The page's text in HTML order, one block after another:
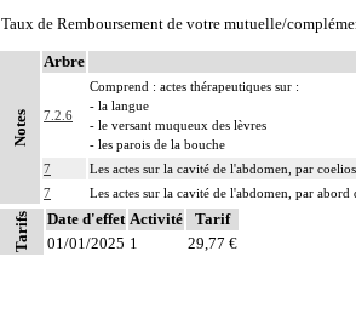
Taux de Remboursement de votre mutuelle/
Notes
Arbre
7.2.6
Comprend : actes thérapeutiques sur :
- la langue
- le versant muqueux des lèvres
- les parois de la bouche
7
Les actes sur la cavité de l'abdomen, par
7
Les actes sur la cavité de l'abdomen, par
Tarifs Date d'effet Activité
Tarif
01/01/2025 1 29,77 €